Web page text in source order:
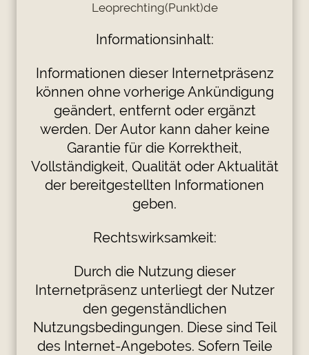
Leoprechting(Punkt)de
Informationsinhalt:
Informationen dieser Internetpräsenz
können ohne vorherige Ankündigung
geändert, entfernt oder ergänzt
werden. Der Autor kann daher keine
Garantie für die Korrektheit,
Vollständigkeit, Qualität oder Aktualität
der bereitgestellten Informationen
geben.
Rechtswirksamkeit:
Durch die Nutzung dieser
Internetpräsenz unterliegt der Nutzer
den gegenständlichen
Nutzungsbedingungen. Diese sind Teil
des Internet-Angebotes. Sofern Teile